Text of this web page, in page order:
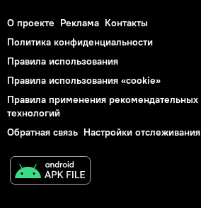
О проекте Реклама Контакты
Политика конфиденциальности
Правила использования
Правила использования «cookie»
Правила применения рекомендательных
технологий
Обратная связь Настройки отслеживания